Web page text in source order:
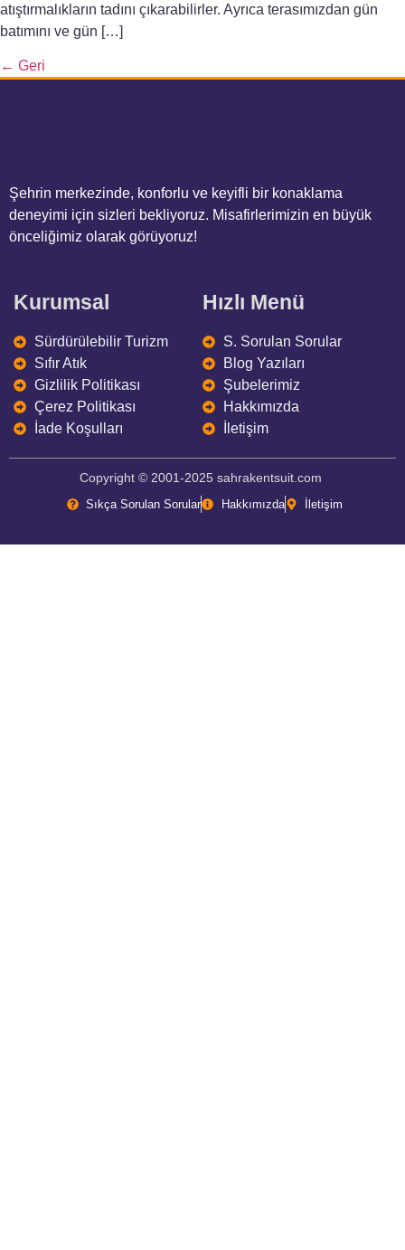
atıştırmalıkların tadını çıkarabilirler. Ayrıca terasımızdan gün
batımını ve gün […]
← Geri
Şehrin merkezinde, konforlu ve keyifli bir konaklama
deneyimi için sizleri bekliyoruz. Misafirlerimizin en büyük
önceliğimiz olarak görüyoruz!
Kurumsal
Sürdürülebilir Turizm
Sıfır Atık
Gizlilik Politikası
Çerez Politikası
İade Koşulları
Hızlı Menü
S. Sorulan Sorular
Blog Yazıları
Şubelerimiz
Hakkımızda
İletişim
Copyright © 2001-2025 sahrakentsuit.com
Sıkça Sorulan Sorular Hakkımızda İletişim